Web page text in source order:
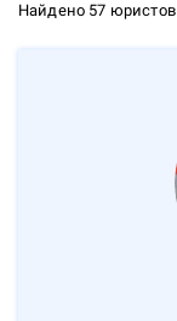
Найдено 57 юристов